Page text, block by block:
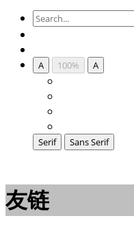
A 100% A
Serif Sans Serif
友链